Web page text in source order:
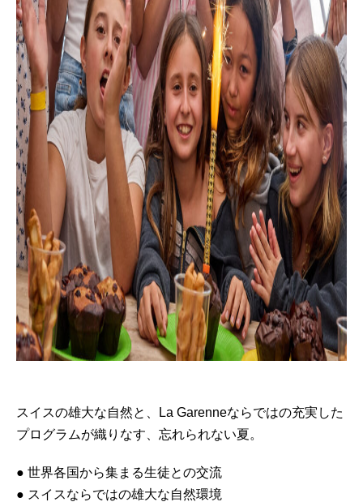
スイスの雄大な自然と、La Garenneならではの充実した
プログラムが織りなす、忘れられない夏。
● 世界各国から集まる生徒との交流
● スイスならではの雄大な自然環境